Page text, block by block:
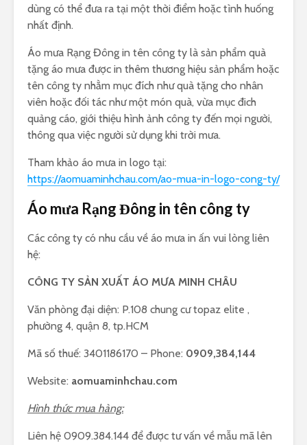
dùng có thể đưa ra tại một thời điểm hoặc tình huống
nhất định.
Áo mưa Rạng Đông in tên công ty là sản phẩm quà
tặng áo mưa được in thêm thương hiệu sản phẩm hoặc
tên công ty nhằm mục đích như quà tặng cho nhân
viên hoặc đối tác như một món quà, vừa mục đich
quảng cáo, giới thiệu hình ảnh công ty đến mọi người,
thông qua việc người sử dụng khi trời mưa.
Tham khảo áo mưa in logo tại:
https://aomuaminhchau.com/ao-mua-in-logo-cong-ty/
Áo mưa Rạng Đông in tên công ty
Các công ty có nhu cầu về áo mưa in ấn vui lòng liên
hệ:
CÔNG TY SẢN XUẤT ÁO MƯA MINH CHÂU
Văn phòng đại diện: P.108 chung cư topaz elite ,
phường 4, quận 8, tp.HCM
Mã số thuế: 3401186170 – Phone: 0909,384,144
Website: aomuaminhchau.com
Hình thức mua hàng:
Liên hệ 0909.384.144 để được tư vấn về mẫu mã lên